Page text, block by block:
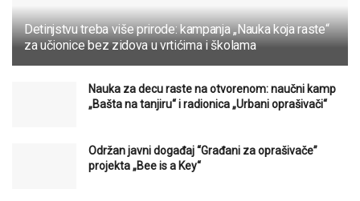
Detinjstvu treba više prirode: kampanja „Nauka koja raste“
za učionice bez zidova u vrtićima i školama
Nauka za decu raste na otvorenom: naučni kamp
„Bašta na tanjiru“ i radionica „Urbani oprašivači“
Održan javni događaj “Građani za oprašivače”
projekta „Bee is a Key“